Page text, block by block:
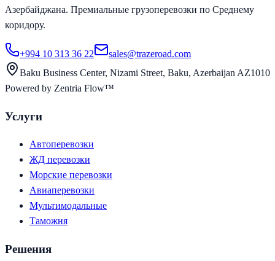
Азербайджана. Премиальные грузоперевозки по Среднему
коридору.
+994 10 313 36 22
sales@trazeroad.com
Baku Business Center, Nizami Street, Baku, Azerbaijan AZ1010
Powered by Zentria Flow™
Услуги
Автоперевозки
ЖД перевозки
Морские перевозки
Авиаперевозки
Мультимодальные
Таможня
Решения